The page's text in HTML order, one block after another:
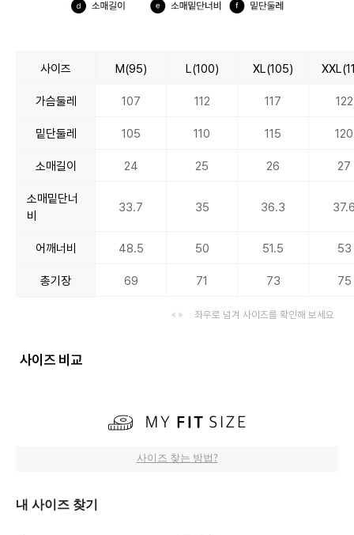
사이즈 M(95) L(100) XL(105)
가슴둘레 107 112 117 122
밑단둘레 105 110 115 120
소매길이 24 25 26 27
소매밑단너
비
33.7 35 36.3
어깨너비 48.5 50 51.5 53
총기장 69 71 73 75
좌우로 넘겨 사이즈를 확인해 보세요
사이즈 비교